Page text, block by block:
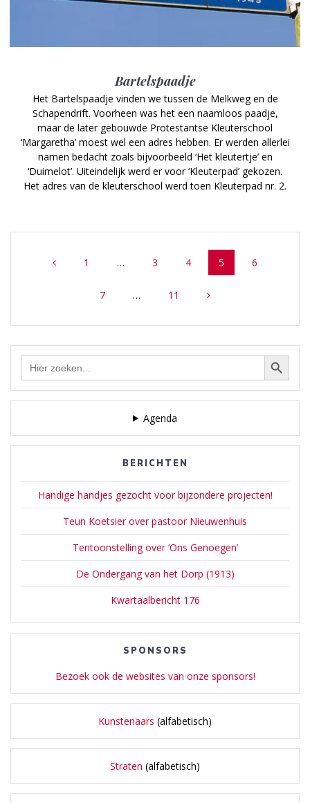
Bartelspaadje
Het Bartelspaadje vinden we tussen de Melkweg en de
Schapendrift. Voorheen was het een naamloos paadje,
maar de later gebouwde Protestantse Kleuterschool
‘Margaretha’ moest wel een adres hebben. Er werden allerlei
namen bedacht zoals bijvoorbeeld ‘Het kleutertje’ en
‘Duimelot’. Uiteindelijk werd er voor ‘Kleuterpad’ gekozen.
Het adres van de kleuterschool werd toen Kleuterpad nr. 2.
navigation
Page
1 … Page
3 Page
4 Page
5 Page
6
Page
7 … Page
11
Zoek Zoekknop
Agenda
BERICHTEN
Handige handjes gezocht voor bijzondere projecten!
Teun Koetsier over pastoor Nieuwenhuis
Tentoonstelling over ‘Ons Genoegen’
De Ondergang van het Dorp (1913)
Kwartaalbericht 176
SPONSORS
Bezoek ook de websites van onze sponsors!
Kunstenaars (alfabetisch)
Straten (alfabetisch)